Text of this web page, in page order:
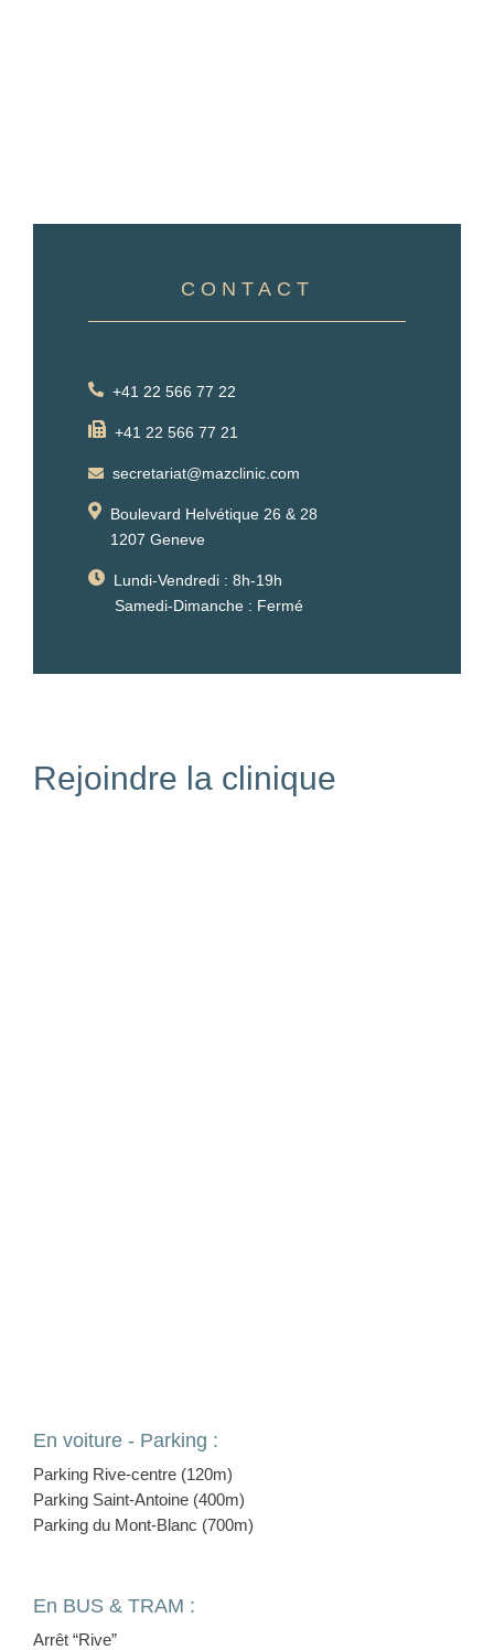
CONTACT
+41 22 566 77 22
+41 22 566 77 21
secretariat@mazclinic.com
Boulevard Helvétique 26 & 28
1207 Geneve
Lundi-Vendredi : 8h-19h
Samedi-Dimanche : Fermé
Rejoindre la clinique
En voiture - Parking :
Parking Rive-centre (120m)
Parking Saint-Antoine (400m)
Parking du Mont-Blanc (700m)
En BUS & TRAM :
Arrêt “Rive”